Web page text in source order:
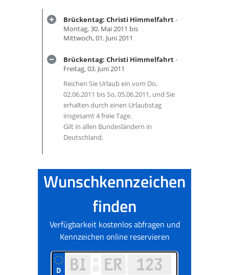
Brückentag: Christi Himmelfahrt-
Montag, 30. Mai 2011 bis
Mittwoch, 01. Juni 2011
Brückentag: Christi Himmelfahrt-
Freitag, 03. Juni 2011
Reichen Sie Urlaub ein vom Do,
02.06.2011 bis So, 05.06.2011, und Sie
erhalten durch einen Urlaubstag
insgesamt 4 freie Tage.
Gilt in allen Bundesländern in
Deutschland.